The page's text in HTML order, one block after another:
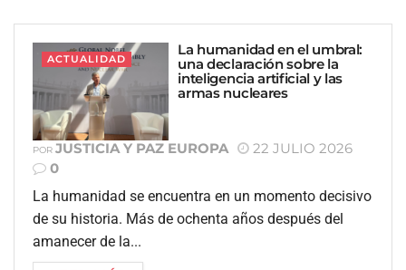
ACTUALIDAD
La humanidad en el umbral:
una declaración sobre la
inteligencia artificial y las
armas nucleares
POR JUSTICIA Y PAZ EUROPA
22 JULIO 2026
0
La humanidad se encuentra en un momento decisivo
de su historia. Más de ochenta años después del
amanecer de la...